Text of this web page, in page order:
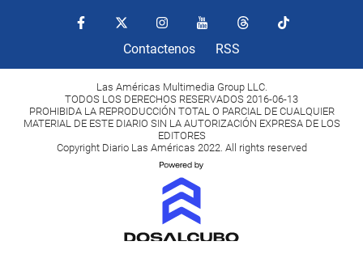
Contactenos RSS
Las Américas Multimedia Group LLC.
TODOS LOS DERECHOS RESERVADOS 2016-06-13
PROHIBIDA LA REPRODUCCIÓN TOTAL O PARCIAL DE CUALQUIER
MATERIAL DE ESTE DIARIO SIN LA AUTORIZACIÓN EXPRESA DE LOS
EDITORES
Copyright Diario Las Américas 2022. All rights reserved